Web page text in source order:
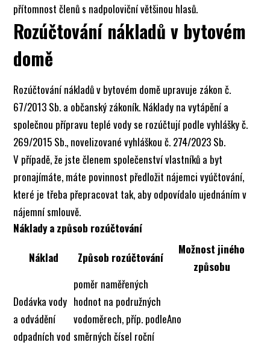
přítomnost členů s nadpoloviční většinou hlasů.
Rozúčtování nákladů v bytovém
domě
Rozúčtování nákladů v bytovém domě upravuje zákon č.
67/2013 Sb. a občanský zákoník. Náklady na vytápění a
společnou přípravu teplé vody se rozúčtují podle vyhlášky č.
269/2015 Sb., novelizované vyhláškou č. 274/2023 Sb.
V případě, že jste členem společenství vlastníků a byt
pronajímáte, máte povinnost předložit nájemci vyúčtování,
které je třeba přepracovat tak, aby odpovídalo ujednáním v
nájemní smlouvě.
Náklady a způsob rozúčtování
Náklad
Způsob rozúčtování
Možnost jiného
způsobu
Dodávka vody
a odvádění
odpadních vod
poměr naměřených
hodnot na podružných
vodoměrech, příp. podle
směrných čísel roční
Ano